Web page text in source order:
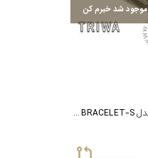
موجود شد خبرم کن
زیور آلات و جواهر تریوا مدل STAMPD BRACELET-S